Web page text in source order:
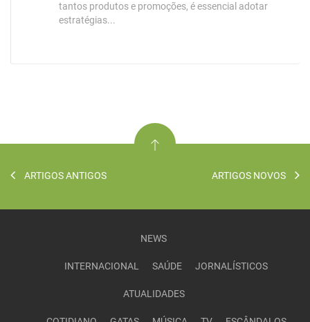
tantos produtos e promoções, é essencial adotar
estratégias...
ARTIGOS ANTIGOS ARTIGOS NOVOS
NEWS
INTERNACIONAL SAÚDE JORNALÍSTICOS
ATUALIDADES